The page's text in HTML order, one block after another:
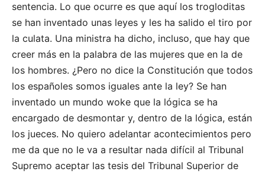
sentencia. Lo que ocurre es que aquí los trogloditas
se han inventado unas leyes y les ha salido el tiro por
la culata. Una ministra ha dicho, incluso, que hay que
creer más en la palabra de las mujeres que en la de
los hombres. ¿Pero no dice la Constitución que todos
los españoles somos iguales ante la ley? Se han
inventado un mundo woke que la lógica se ha
encargado de desmontar y, dentro de la lógica, están
los jueces. No quiero adelantar acontecimientos pero
me da que no le va a resultar nada difícil al Tribunal
Supremo aceptar las tesis del Tribunal Superior de